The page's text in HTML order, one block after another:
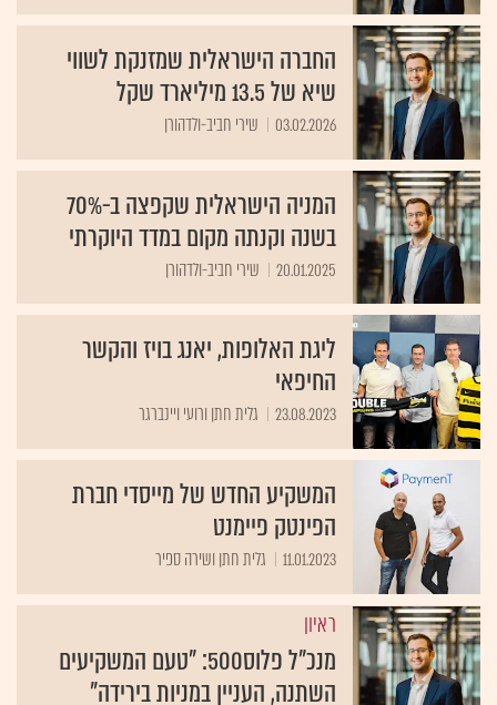
החברה הישראלית שמזנקת לשווי
שיא של 13.5 מיליארד שקל
03.02.2026 שירי חביב-ולדהורן
המניה הישראלית שקפצה ב-70%
בשנה וקנתה מקום במדד היוקרתי
20.01.2025 שירי חביב-ולדהורן
ליגת האלופות, יאנג בויז והקשר
החיפאי
23.08.2023 גלית חתן ורועי ויינברגר
המשקיע החדש של מייסדי חברת
הפינטק פיימנט
11.01.2023 גלית חתן ושירה ספיר
ראיון
מנכ"ל פלוס500: "טעם המשקיעים
השתנה, העניין במניות בירידה"